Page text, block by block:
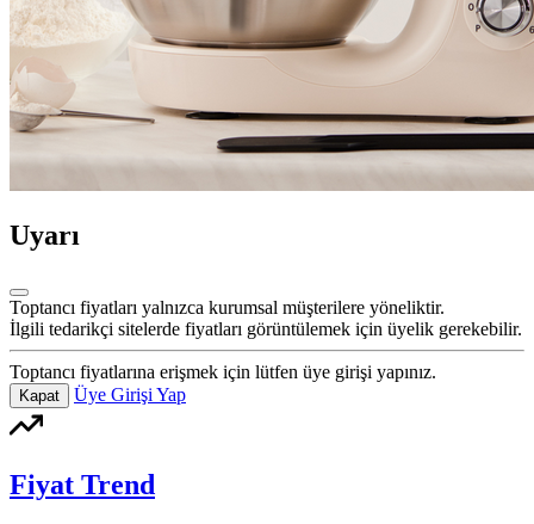
Uyarı
Toptancı fiyatları yalnızca kurumsal müşterilere yöneliktir.
İlgili tedarikçi sitelerde fiyatları görüntülemek için üyelik gerekebilir.
Toptancı fiyatlarına erişmek için lütfen üye girişi yapınız.
Kapat Üye Girişi Yap
Fiyat Trend